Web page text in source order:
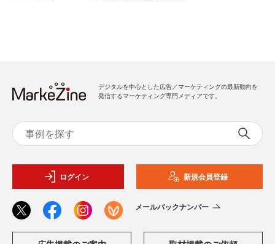
デジタルを中心とした広告／マーケティングの最新動向を
発信するマーケティング専門メディアです。
ログイン 新規会員登録
メールバックナンバー